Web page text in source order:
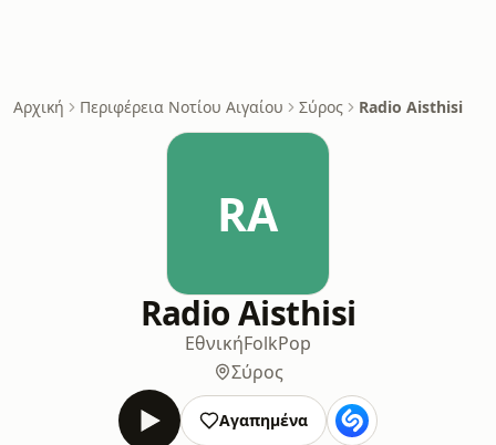
Αρχική Περιφέρεια Νοτίου Αιγαίου Σύρος Radio Aisthisi
RA
Radio Aisthisi
ΕθνικήFolkPop
Σύρος
Αγαπημένα